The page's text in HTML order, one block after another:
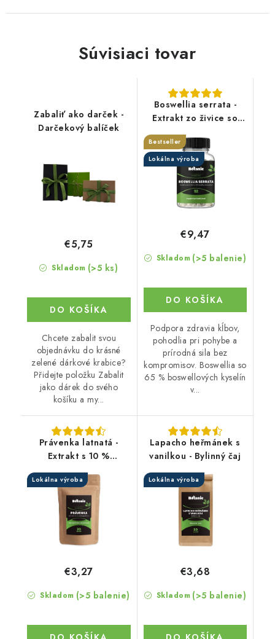
Súvisiaci tovar
Zabaliť ako darček -
Darčekový balíček
Skladom (>5 ks)
€5,75
DO KOŠÍKA
Chcete zabalit svou
objednávku do krásné
zelené dárkové krabice?
Přidejte položku Zabalit
jako dárek do svého
košíku a my...
Boswellia serrata -
Extrakt zo živice so
65% kyseliny
boswelovej v
kapsuliach
Bestseller
Lokálna výroba
Skladom (>5 balenie)
€9,47
DO KOŠÍKA
Podpora zdravia kĺbov,
pohodlia pri pohybe a
prírodná sila bez
kompromisov. Boswellia so
65 % boswellových kyselín
v...
Právenka latnatá -
Extrakt s 10 %
prášku
Lokálna výroba
Skladom (>5 balenie)
€3,27
Lapacho heřmánek s
vanilkou - Bylinný čaj
Lokálna výroba
Skladom (>5 balenie)
€3,68